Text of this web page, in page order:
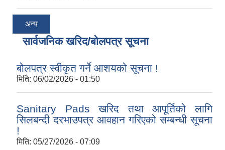
अन्य
सार्वजनिक खरिद/बोलपत्र सूचना
बोलपत्र स्वीकृत गर्ने आशयको सूचना !
मिति: 06/02/2026 - 01:50
Sanitary Pads खरिद तथा आपूर्तिको लागि
सिलबन्दी दरभाउपत्र आवहान गरिएको सम्बन्धी सूचना
!
मिति: 05/27/2026 - 07:09